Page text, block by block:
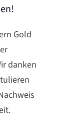
Gold
danken